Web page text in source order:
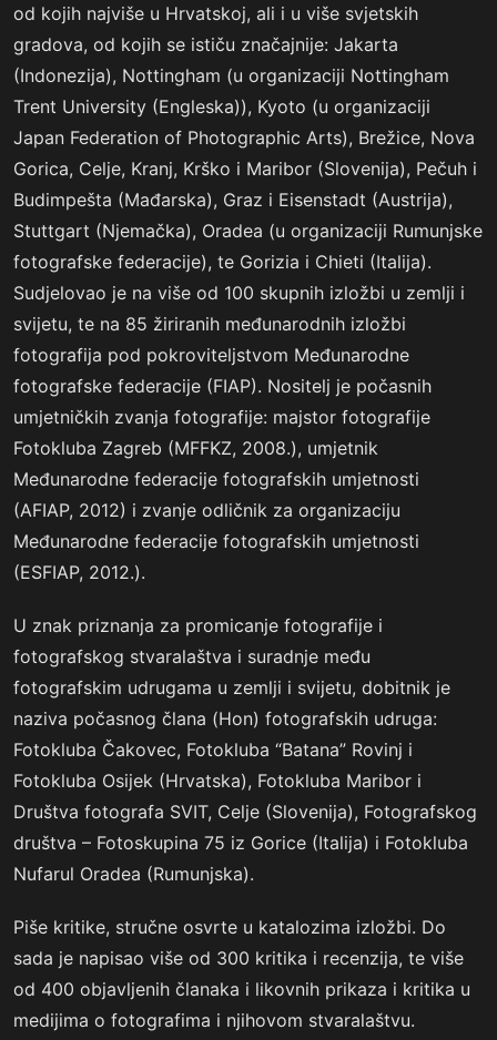
od kojih najviše u Hrvatskoj, ali i u više svjetskih
gradova, od kojih se ističu značajnije: Jakarta
(Indonezija), Nottingham (u organizaciji Nottingham
Trent University (Engleska)), Kyoto (u organizaciji
Japan Federation of Photographic Arts), Brežice, Nova
Gorica, Celje, Kranj, Krško i Maribor (Slovenija), Pečuh i
Budimpešta (Mađarska), Graz i Eisenstadt (Austrija),
Stuttgart (Njemačka), Oradea (u organizaciji Rumunjske
fotografske federacije), te Gorizia i Chieti (Italija).
Sudjelovao je na više od 100 skupnih izložbi u zemlji i
svijetu, te na 85 žiriranih međunarodnih izložbi
fotografija pod pokroviteljstvom Međunarodne
fotografske federacije (FIAP). Nositelj je počasnih
umjetničkih zvanja fotografije: majstor fotografije
Fotokluba Zagreb (MFFKZ, 2008.), umjetnik
Međunarodne federacije fotografskih umjetnosti
(AFIAP, 2012) i zvanje odličnik za organizaciju
Međunarodne federacije fotografskih umjetnosti
(ESFIAP, 2012.).
U znak priznanja za promicanje fotografije i
fotografskog stvaralaštva i suradnje među
fotografskim udrugama u zemlji i svijetu, dobitnik je
naziva počasnog člana (Hon) fotografskih udruga:
Fotokluba Čakovec, Fotokluba “Batana” Rovinj i
Fotokluba Osijek (Hrvatska), Fotokluba Maribor i
Društva fotografa SVIT, Celje (Slovenija), Fotografskog
društva – Fotoskupina 75 iz Gorice (Italija) i Fotokluba
Nufarul Oradea (Rumunjska).
Piše kritike, stručne osvrte u katalozima izložbi. Do
sada je napisao više od 300 kritika i recenzija, te više
od 400 objavljenih članaka i likovnih prikaza i kritika u
medijima o fotografima i njihovom stvaralaštvu.